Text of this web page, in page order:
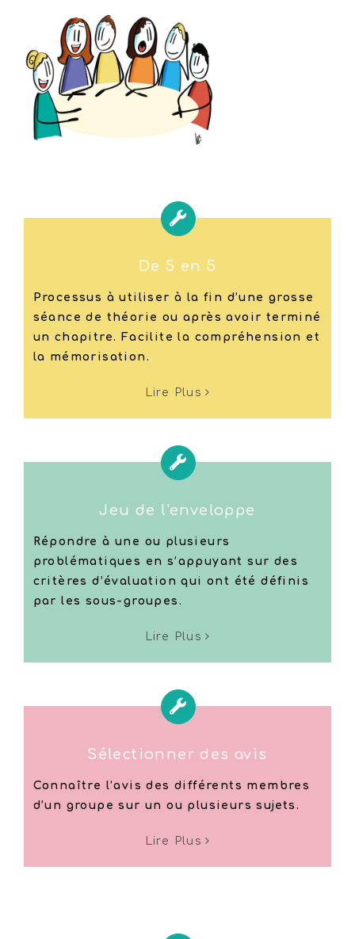
De 5 en 5
Processus à utiliser à la fin d’une grosse
séance de théorie ou après avoir terminé
un chapitre. Facilite la compréhension et
la mémorisation. .
Lire Plus
Jeu de l'enveloppe
Répondre à une ou plusieurs
problématiques en s’appuyant sur des
critères d’évaluation qui ont été définis
par les sous-groupes.
Lire Plus
Sélectionner des avis
Connaître l’avis des différents membres
d’un groupe sur un ou plusieurs sujets.
Lire Plus